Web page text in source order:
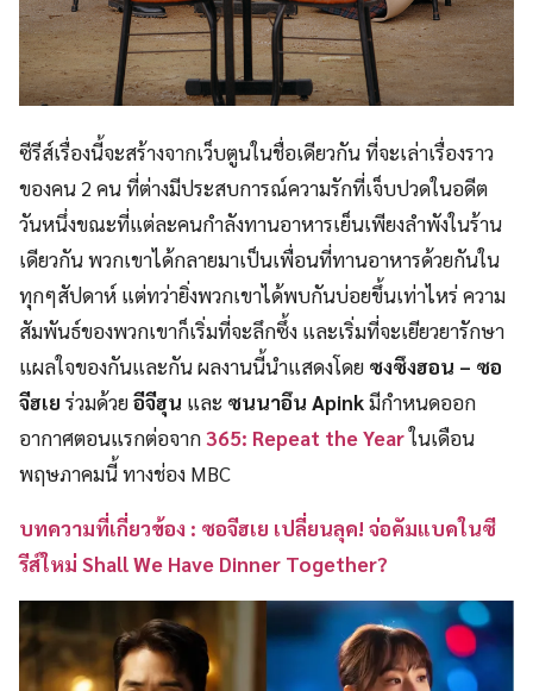
ซีรีส์เรื่องนี้จะสร้างจากเว็บตูนในชื่อเดียวกัน ที่จะเล่าเรื่องราว
ของคน 2 คน ที่ต่างมีประสบการณ์ความรักที่เจ็บปวดในอดีต
วันหนึ่งขณะที่แต่ละคนกำลังทานอาหารเย็นเพียงลำพังในร้าน
เดียวกัน พวกเขาได้กลายมาเป็นเพื่อนที่ทานอาหารด้วยกันใน
ทุกๆสัปดาห์ แต่ทว่ายิ่งพวกเขาได้พบกันบ่อยขึ้นเท่าไหร่ ความ
สัมพันธ์ของพวกเขาก็เริ่มที่จะลึกซึ้ง และเริ่มที่จะเยียวยารักษา
แผลใจของกันและกัน ผลงานนี้นำแสดงโดย ซงซึงฮอน – ซอ
จีฮเย ร่วมด้วยอีจีฮุน และ ซนนาอึน Apinkมีกำหนดออก
อากาศตอนแรกต่อจาก365: Repeat the Yearในเดือน
พฤษภาคมนี้ ทางช่อง MBC
บทความที่เกี่ยวข้อง : ซอจีฮเย เปลี่ยนลุค! จ่อคัมแบคในซี
รีส์ใหม่ Shall We Have Dinner Together?